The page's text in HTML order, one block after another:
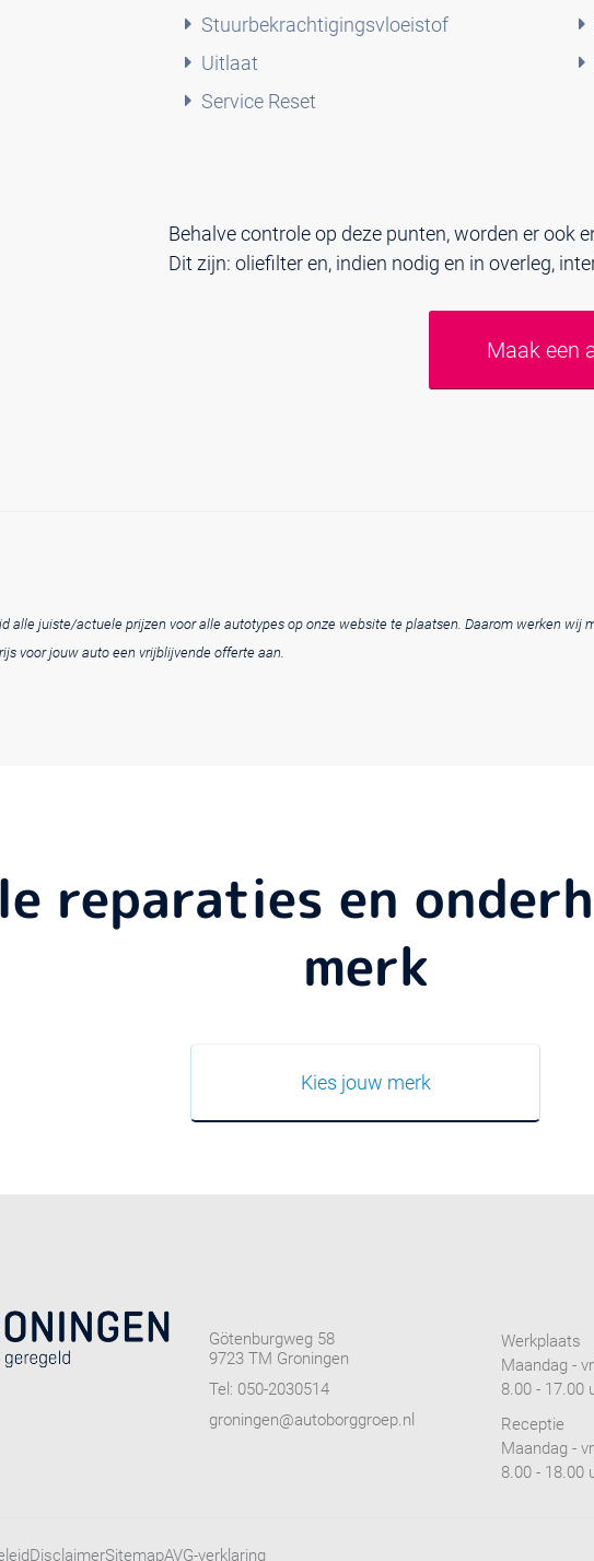
Stuurbekrachtigingsvloeistof
Uitlaat
Service Reset
Behalve controle op deze punten, worden er ook
Dit zijn: oliefilter en, indien nodig en in overleg,
Maak een
alle juiste/actuele prijzen voor alle autotypes op onze website te plaatsen. Daarom werken wij
voor jouw auto een vrijblijvende offerte aan.
reparaties en
merk
Kies jouw merk
Götenburgweg 58
9723 TM Groningen
Tel: 050-2030514
groningen@autoborggroep.nl
Werkplaats
Maandag -
8.00 - 17.00
Receptie
Maandag -
8.00 - 18.00
DisclaimerSitemapAVG-verklaring